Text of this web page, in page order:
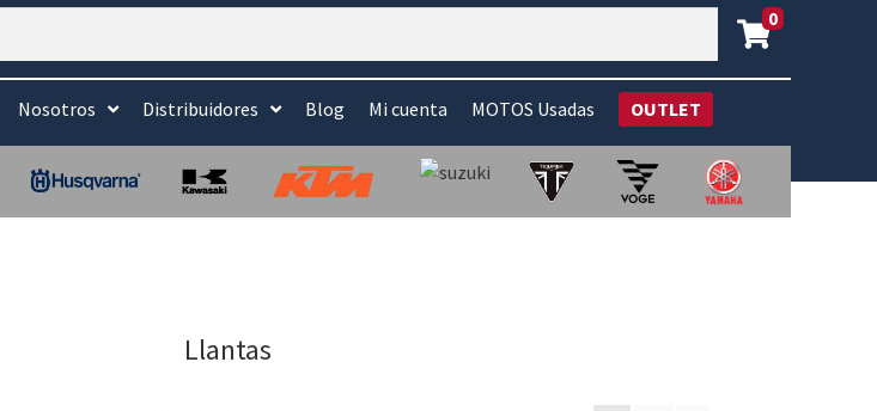
0
Nosotros Distribuidores Blog Mi cuenta MOTOS Usadas OUTLET
Llantas